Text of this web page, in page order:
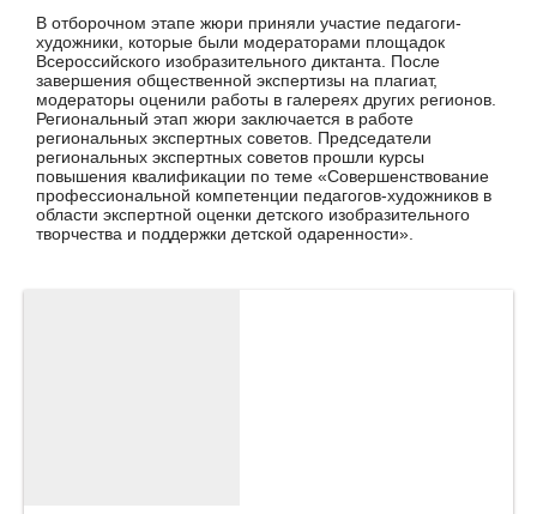
В отборочном этапе жюри приняли участие педагоги-
художники, которые были модераторами площадок
Всероссийского изобразительного диктанта. После
завершения общественной экспертизы на плагиат,
модераторы оценили работы в галереях других регионов.
Региональный этап жюри заключается в работе
региональных экспертных советов. Председатели
региональных экспертных советов прошли курсы
повышения квалификации по теме «Совершенствование
профессиональной компетенции педагогов-художников в
области экспертной оценки детского изобразительного
творчества и поддержки детской одаренности».